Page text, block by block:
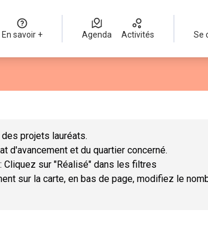
En savoir + Agenda Activités
projets lauréats.
d'avancement et du quartier concerné.
sur "Réalisé" dans les filtres
sur la carte, en bas de page, modifiez le